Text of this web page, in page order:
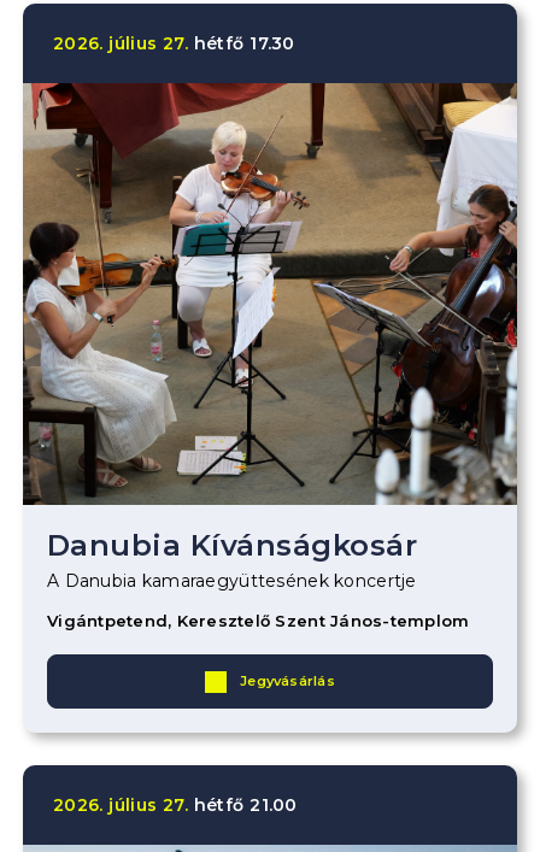
2026. július 27. hétfő 17.30
Danubia Kívánságkosár
A Danubia kamaraegyüttesének koncertje
Vigántpetend, Keresztelő Szent János-templom
Jegyvásárlás
2026. július 27. hétfő 21.00